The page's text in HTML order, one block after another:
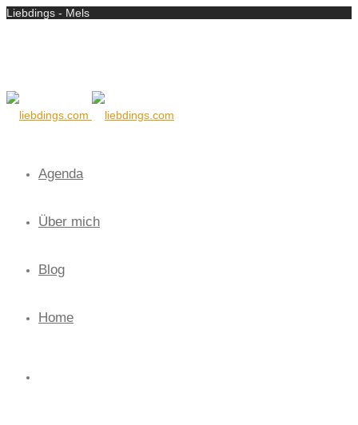
Liebdings - Mels
Agenda
Über mich
Blog
Home